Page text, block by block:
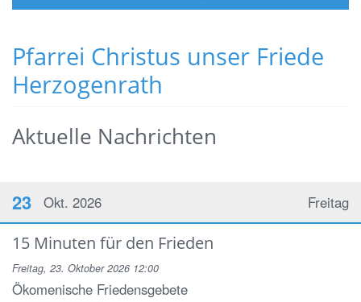
Pfarrei Christus unser Friede
Herzogenrath
Aktuelle Nachrichten
Freitag
23 Okt. 2026
15 Minuten für den Frieden
Freitag, 23. Oktober 2026 12:00
Ökomenische Friedensgebete